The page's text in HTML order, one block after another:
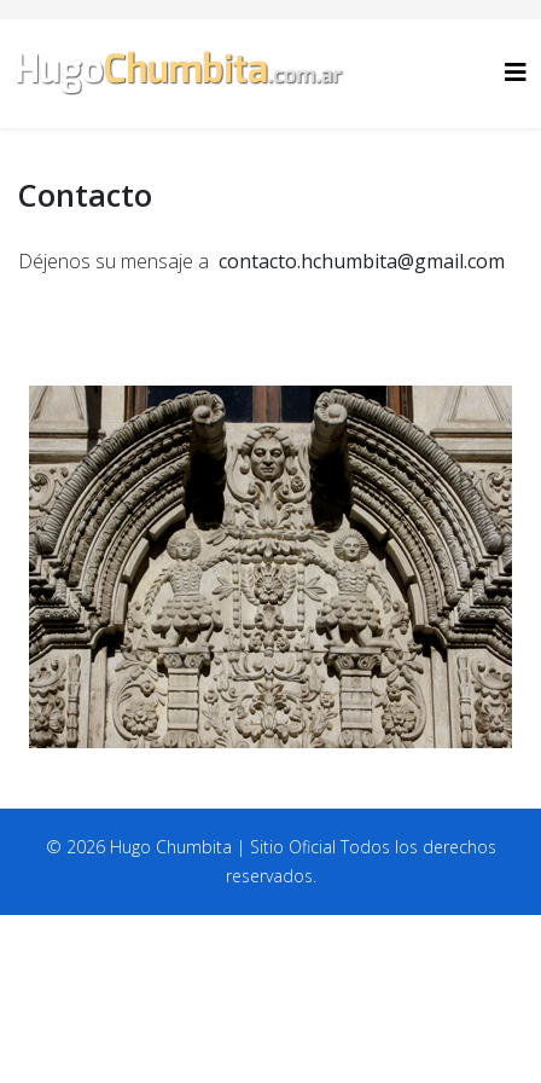
Contacto
Déjenos su mensaje a contacto.hchumbita@gmail.com
© 2026 Hugo Chumbita | Sitio Oficial Todos los derechos
reservados.